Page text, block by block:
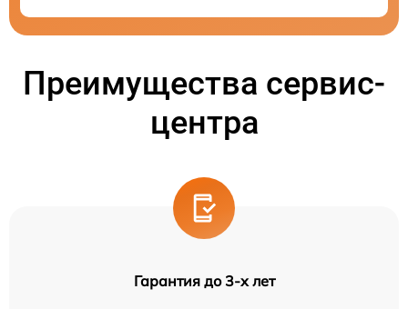
Преимущества сервис-
центра
Гарантия до 3-х лет